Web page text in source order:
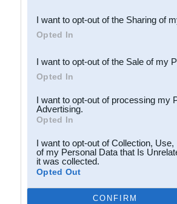
Downstream Participants
third parties.
I want to opt-out of the Sharing of
Opted In
I want to opt-out of the Sale of my
Opted In
I want to opt-out of processing my
Advertising.
Opted In
I want to opt-out of Collection,
of my Personal Data that Is
it was collected.
Opted Out
CONFIRM